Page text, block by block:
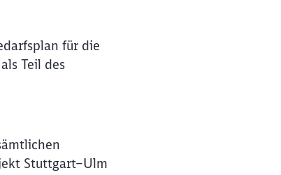
für die
Teil des
Stuttgart–Ulm